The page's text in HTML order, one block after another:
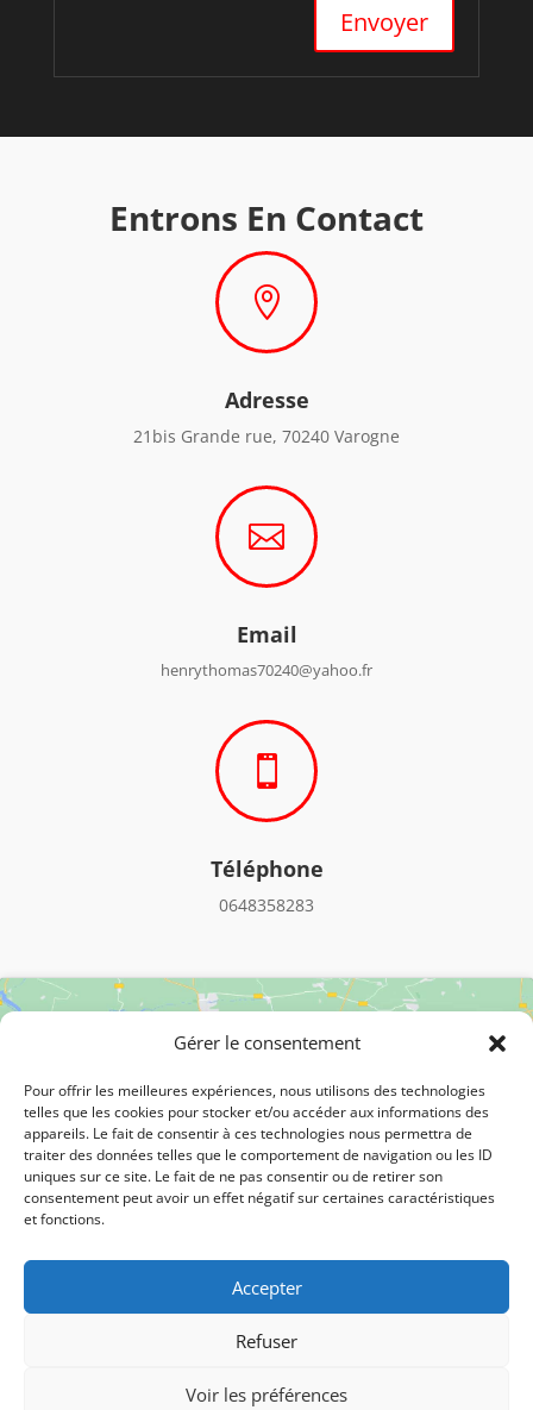
Gérer le consentement
Pour offrir les meilleures expériences, nous utilisons des technologies
telles que les cookies pour stocker et/ou accéder aux informations des
appareils. Le fait de consentir à ces technologies nous permettra de
traiter des données telles que le comportement de navigation ou les ID
uniques sur ce site. Le fait de ne pas consentir ou de retirer son
consentement peut avoir un effet négatif sur certaines caractéristiques
et fonctions.
Accepter
Refuser
Voir les préférences
Envoyer
Entrons En Contact

Adresse
21bis Grande rue, 70240 Varogne

Email
henrythomas70240@yahoo.fr

Téléphone
0648358283
Cliquez pour accepter les cookies
marketing et activer ce contenu
© M Development 2026 –